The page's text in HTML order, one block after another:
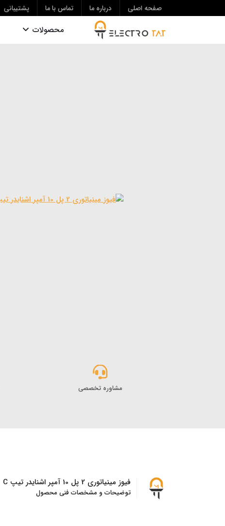
صفحه اصلی درباره ما تماس با ما پشتیبانی
محصولات
مشاوره تخصصی
فیوز مینیاتوری 2 پل 10 آمپر اشنایدر تیپ C
توضیحات و مشخصات فنی محصول